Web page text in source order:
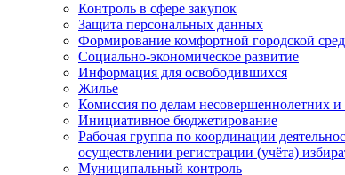
Контроль в сфере закупок
Защита персональных данных
Формирование комфортной городской
Социально-экономическое развитие
Информация для освободившихся
Жилье
Комиссия по делам несовершеннолетних и
Инициативное бюджетирование
Рабочая группа по координации
осуществлении регистрации (учёта)
Муниципальный контроль